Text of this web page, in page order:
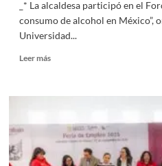
_* La alcaldesa participó en el
consumo de alcohol en México”,
Universidad...
Leer másRead
ALE
LLAMA